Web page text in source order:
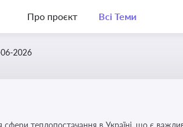
Про проєкт Всі Теми
2026
теплопостачання в Україні, що є